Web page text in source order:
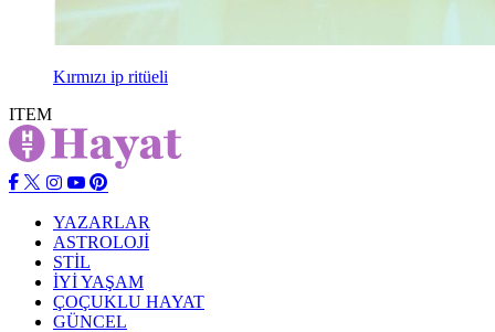
Kırmızı ip ritüeli
ITEM
YAZARLAR
ASTROLOJİ
STİL
İYİ YAŞAM
ÇOÇUKLU HAYAT
GÜNCEL